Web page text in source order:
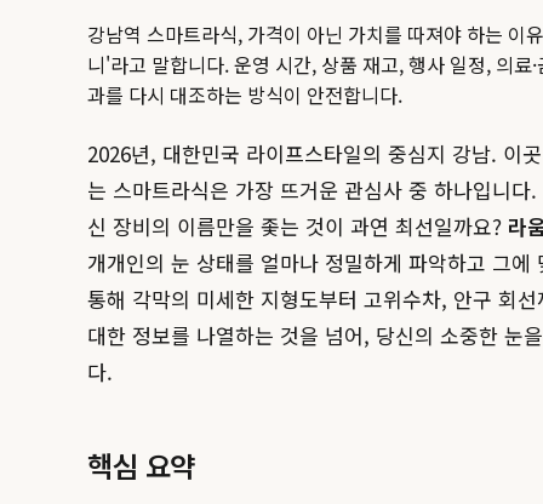
강남역 스마트라식, 가격이 아닌 가치를 따져야 하는
니'라고 말합니다.운영 시간, 상품 재고, 행사 일정, 의료
과를 다시 대조하는 방식이 안전합니다.
2026년, 대한민국 라이프스타일의 중심지 강남. 이
는 스마트라식은 가장 뜨거운 관심사 중 하나입니
신 장비의 이름만을 좇는 것이 과연 최선일까요? 라
개개인의 눈 상태를 얼마나 정밀하게 파악하고 그
통해 각막의 미세한 지형도부터 고위수차, 안구 회
대한 정보를 나열하는 것을 넘어, 당신의 소중한
다.
핵심 요약